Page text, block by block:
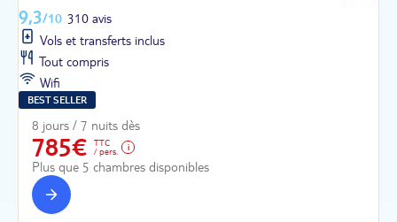
9,3/10 310 avis
Vols et transferts inclus
Tout compris
Wifi
BEST SELLER
8 jours / 7 nuits dès
785€
TTC
/ pers.
Plus que 5 chambres disponibles